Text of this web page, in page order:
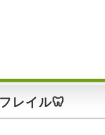
レイル🦷